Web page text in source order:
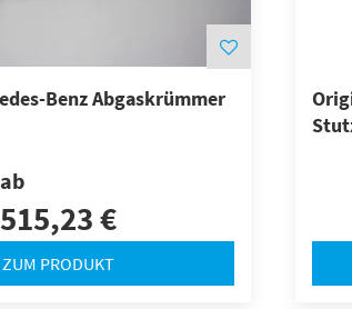
Benz Abgaskrümmer
ab
515,23 €
ZUM PRODUKT